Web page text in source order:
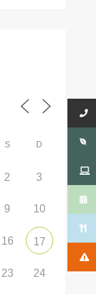
S D
2 3
9 10
16 17
23 24